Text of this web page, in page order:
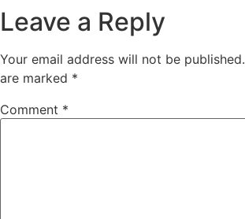
Leave a Reply
Your email address will not be published.
are marked *
Comment *